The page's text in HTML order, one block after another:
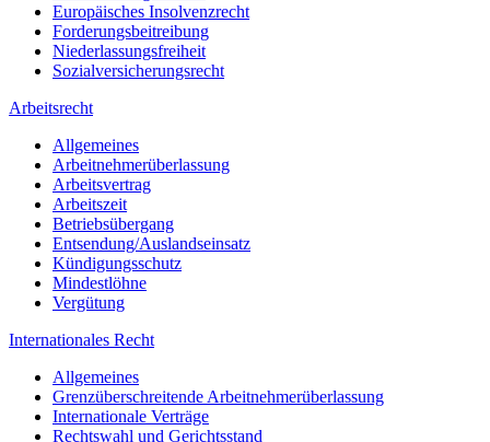
Europäisches Insolvenzrecht
Forderungsbeitreibung
Niederlassungsfreiheit
Sozialversicherungsrecht
Arbeitsrecht
Allgemeines
Arbeitnehmerüberlassung
Arbeitsvertrag
Arbeitszeit
Betriebsübergang
Entsendung/Auslandseinsatz
Kündigungsschutz
Mindestlöhne
Vergütung
Internationales Recht
Allgemeines
Grenzüberschreitende Arbeitnehmerüberlassung
Internationale Verträge
Rechtswahl und Gerichtsstand